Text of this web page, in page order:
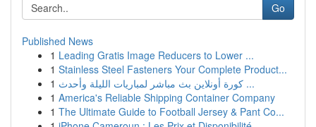
Go
Published News
1 Leading Gratis Image Reducers to Lower ...
1 Stainless Steel Fasteners Your Complete Product...
1
كورة أونلاين بث مباشر لمباريات الليلة وأحدث ...
1 America's Reliable Shipping Container Company
1 The Ultimate Guide to Football Jersey & Pant Co...